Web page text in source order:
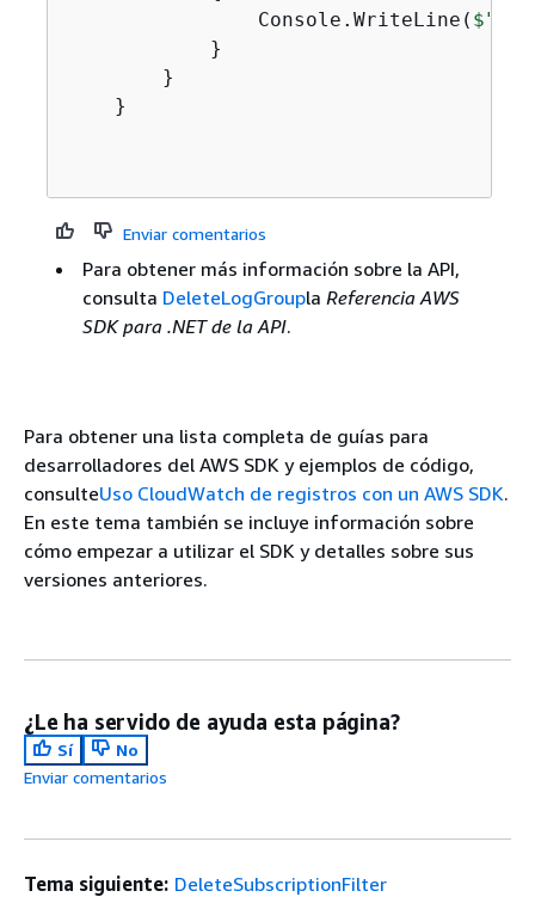
                Console.WriteLine(
            }
        }
    }
Enviar comentarios
Para obtener más información sobre la API,
consulta DeleteLogGroupla Referencia AWS
SDK para .NET de la API.
Para obtener una lista completa de guías para
desarrolladores del AWS SDK y ejemplos de código,
consulteUso CloudWatch de registros con un AWS SDK.
En este tema también se incluye información sobre
cómo empezar a utilizar el SDK y detalles sobre sus
versiones anteriores.
¿Le ha servido de ayuda esta página?
Sí
No
Enviar comentarios
Tema siguiente: DeleteSubscriptionFilter